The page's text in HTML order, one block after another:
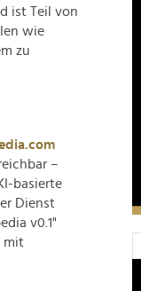
ist Teil von
wie
zu
–
basierte
Dienst
v0.1"
mit